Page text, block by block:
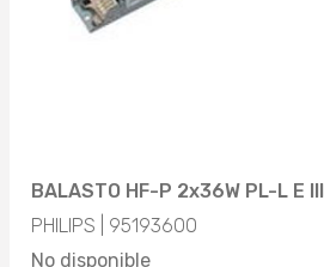
BALASTO HF-P 2x36W PL-L E III
PHILIPS | 95193600
No disponible